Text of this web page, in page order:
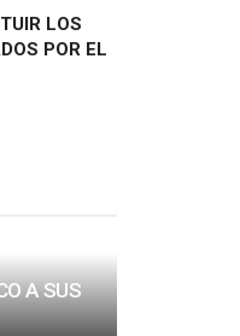
LOS
POR EL
A SUS